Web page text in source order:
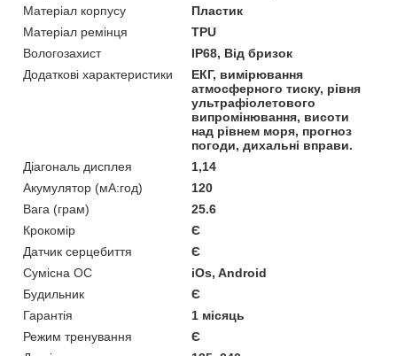
Матеріал корпусу
Пластик
Матеріал ремінця
TPU
Вологозахист
IP68, Від бризок
Додаткові характеристики
ЕКГ, вимірювання
атмосферного тиску, рівня
ультрафіолетового
випромінювання, висоти
над рівнем моря, прогноз
погоди, дихальні вправи.
Діагональ дисплея
1,14
Акумулятор (мА:год)
120
Вага (грам)
25.6
Крокомір
Є
Датчик серцебиття
Є
Сумісна ОС
iOs, Android
Будильник
Є
Гарантія
1 місяць
Режим тренування
Є